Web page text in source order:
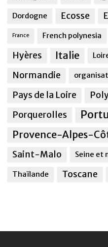
Dordogne Ecosse
France French polynesia
Hyères Italie
Normandie
Pays de la Loire
Porquerolles
Provence-Alpes-
Saint-Malo Seine et
Thaïlande Toscane